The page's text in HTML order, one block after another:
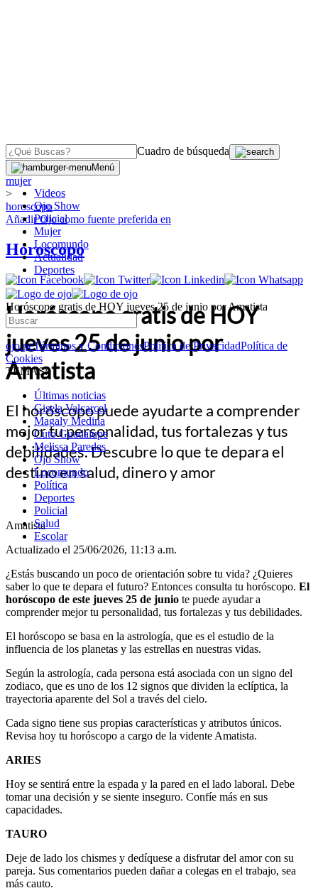
Cuadro de búsqueda
Menú
Videos
Ojo Show
Policial
Mujer
Locomundo
Actualidad
Deportes
Horóscopo gratis de HOY jueves 25 de junio por Amatista
ojo.peTérminos y CondicionesPolítica de PrivacidadPolítica de
Cookies
TEMAS:
Últimas noticias
Gisela Valcarcel
Magaly Medina
Cuto Guadalupe
Melissa Paredes
Ojo Show
Locomundo
Política
Deportes
Policial
Salud
Escolar
OJO
mujer
>
horoscopo
AñadirOjocomo fuente preferida en
Horoscopo
Horóscopo gratis de HOY
jueves 25 de junio por
Amatista
El horóscopo puede ayudarte a comprender
mejor tu personalidad, tus fortalezas y tus
debilidades. Descubre lo que te depara el
destino en salud, dinero y amor
Amatista
Actualizado el 25/06/2026, 11:13 a.m.
¿Estás buscando un poco de orientación sobre tu vida? ¿Quieres
saber lo que te depara el futuro? Entonces consulta tu horóscopo. El
horóscopo de este jueves 25 de junio te puede ayudar a
comprender mejor tu personalidad, tus fortalezas y tus debilidades.
El horóscopo se basa en la astrología, que es el estudio de la
influencia de los planetas y las estrellas en nuestras vidas.
Según la astrología, cada persona está asociada con un signo del
zodiaco, que es uno de los 12 signos que dividen la eclíptica, la
trayectoria aparente del Sol a través del cielo.
Cada signo tiene sus propias características y atributos únicos.
Revisa hoy tu horóscopo a cargo de la vidente Amatista.
ARIES
Hoy se sentirá entre la espada y la pared en el lado laboral. Debe
tomar una decisión y se siente inseguro. Confíe más en sus
capacidades.
TAURO
Deje de lado los chismes y dedíquese a disfrutar del amor con su
pareja. Sus comentarios pueden dañar a colegas en el trabajo, sea
más cauto.